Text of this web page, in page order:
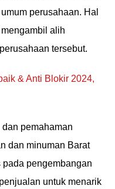
perusahaan. Hal
alih
tersebut.
& Anti Blokir 2024,
pemahaman
dan minuman Barat
pengembangan
untuk menarik